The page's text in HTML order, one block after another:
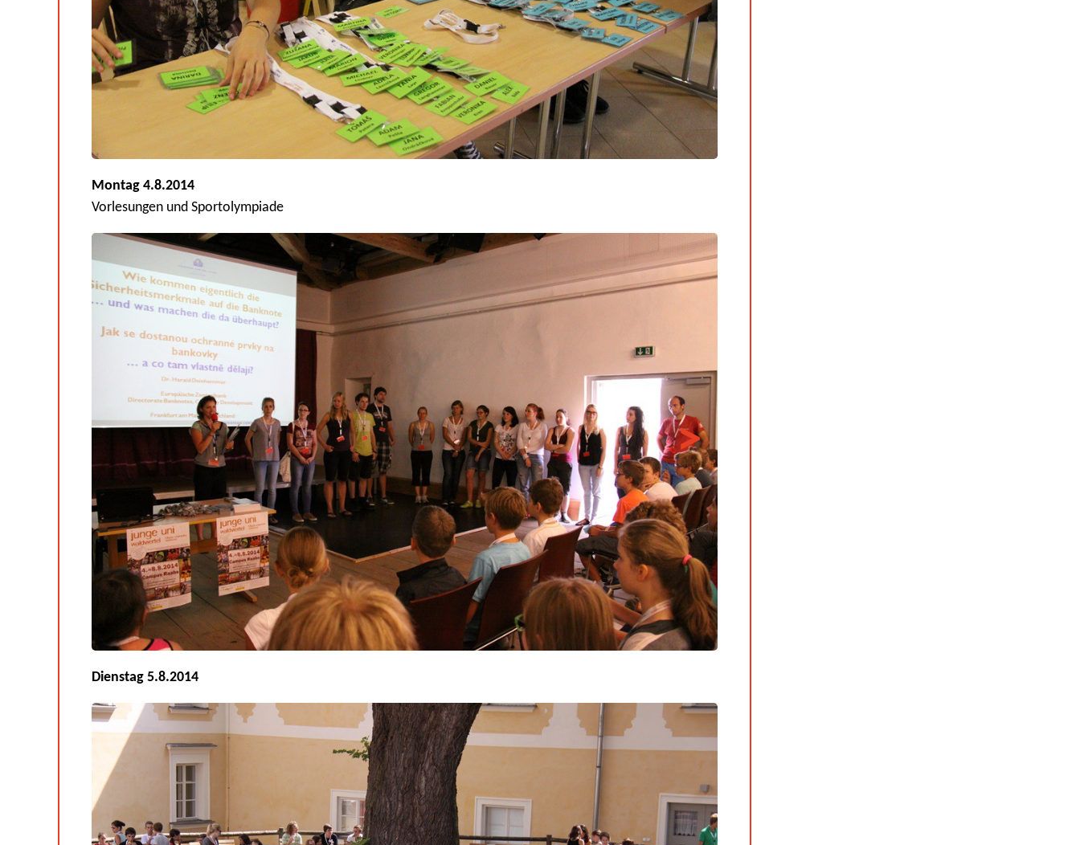
Montag 4.8.2014
Vorlesungen und Sportolympiade
Dienstag 5.8.2014